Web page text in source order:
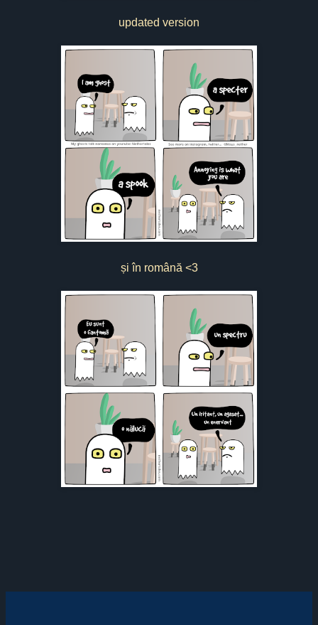
updated version
și în română <3